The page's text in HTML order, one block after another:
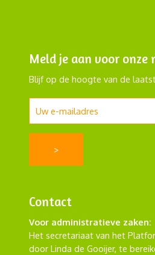
Meld je aan voor onze
Blijf op de hoogte van de
Contact
Voor administratieve zaken:
Het secretariaat van het
door Linda de Gooijer, te